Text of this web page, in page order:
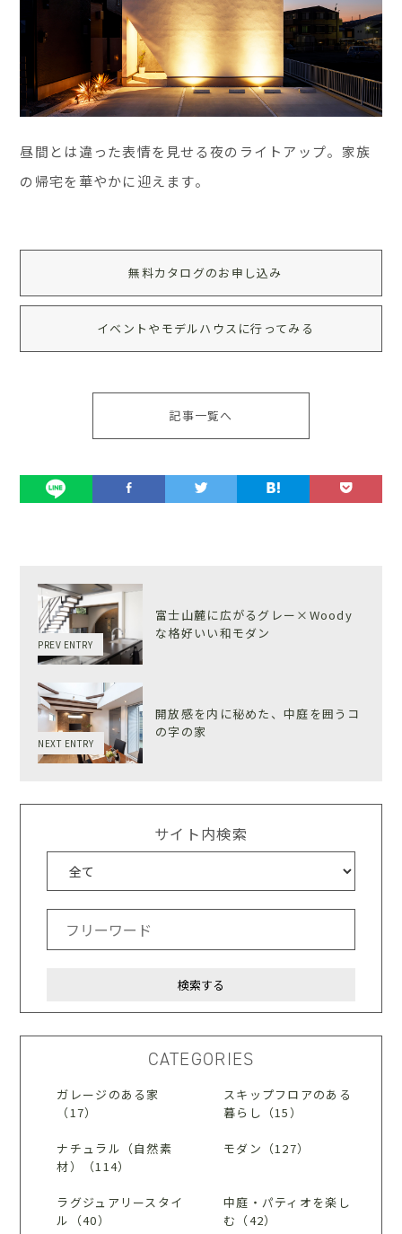
昼間とは違った表情を見せる夜のライトアップ。家族
の帰宅を華やかに迎えます。
無料カタログのお申し込み
イベントやモデルハウスに行ってみる
記事一覧へ
PREV ENTRY
富士山麓に広がるグレー×Woody
な格好いい和モダン
NEXT ENTRY
開放感を内に秘めた、中庭を囲うコ
の字の家
サイト内検索
CATEGORIES
ガレージのある家
（17）
スキップフロアのある
暮らし（15）
ナチュラル（自然素
材）（114）
モダン（127）
ラグジュアリースタイ
ル（40）
中庭・パティオを楽し
む（42）